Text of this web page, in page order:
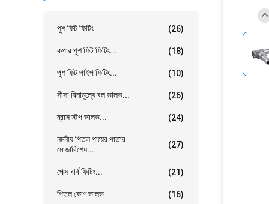
পুশ ফিট ফিটিং (26)
কপার পুশ ফিট ফিটিং... (18)
পুশ ফিট পাইপ ফিটিং... (10)
সীসা বিনামূল্যে বল ভালভ... (26)
ব্রাস স্টপ ভালভ... (24)
নমনীয় পিতল পায়ের পাতার
মোজাবিশেষ...
(27)
পেক্স বার্ব ফিটিং... (21)
পিতল কোণ ভালভ (16)